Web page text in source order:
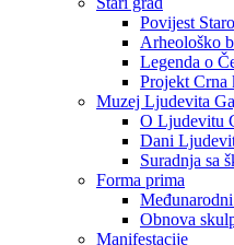
Povijest
Arheološko
Legenda o
Projekt Crna
Muzej Ljudevita
O Ljudevitu
Dani
Suradnja sa
Forma prima
Obnova
Manifestacije